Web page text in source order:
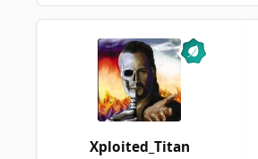
Xploited_Titan